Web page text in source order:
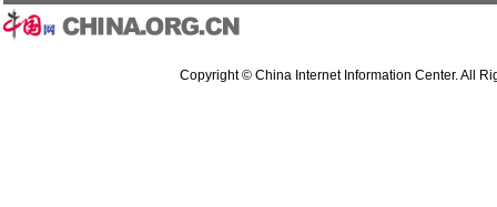
Copyright © China Internet Information Center. All